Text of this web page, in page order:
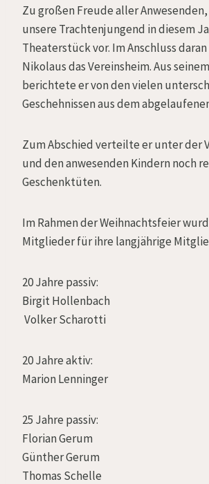
Zu großen Freude aller
unsere Trachtenjungend in diesem
Theaterstück vor. Im Anschluss
Nikolaus das Vereinsheim. Aus
berichtete er von den vielen
Geschehnissen aus dem
Zum Abschied verteilte er unter der
und den anwesenden Kindern noch
Geschenktüten.
Im Rahmen der Weihnachtsfeier
Mitglieder für ihre langjährige
20 Jahre passiv:
Birgit Hollenbach
Volker Scharotti
20 Jahre aktiv:
Marion Lenninger
25 Jahre passiv:
Florian Gerum
Günther Gerum
Thomas Schelle